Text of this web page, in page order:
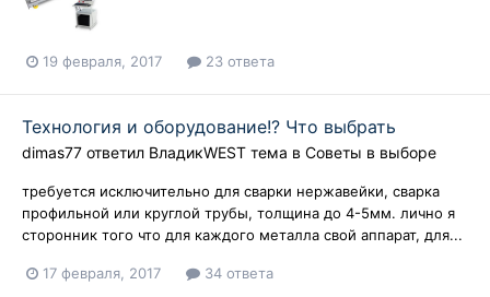
19 февраля, 2017 23 ответа
Технология и оборудование!? Что выбрать
dimas77 ответил ВладикWEST тема в Советы в выборе
требуется исключительно для сварки нержавейки, сварка
профильной или круглой трубы, толщина до 4-5мм. лично я
сторонник того что для каждого металла свой аппарат, для...
17 февраля, 2017 34 ответа